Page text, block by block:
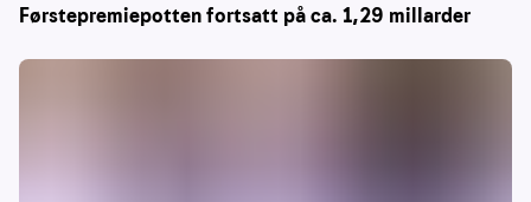
Førstepremiepotten fortsatt på ca. 1,29 millarder